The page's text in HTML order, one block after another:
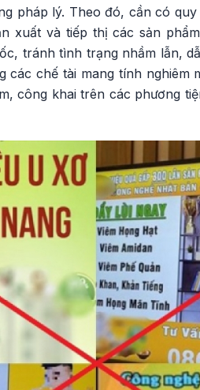
pháp lý. Theo đó, cần có
xuất và tiếp thị các sản
tránh tình trạng nhầm lẫn,
chế tài mang tính nghiêm
công khai trên các phương